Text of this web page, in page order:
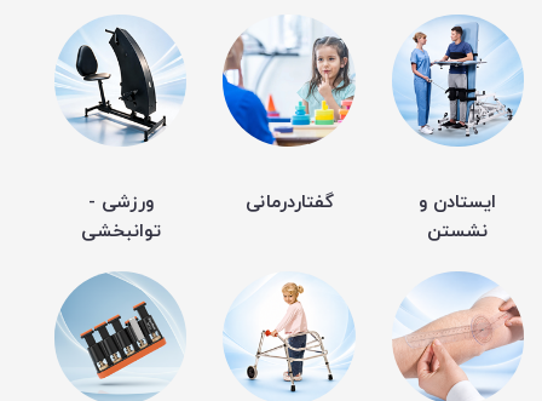
ایستادن و
نشستن
گفتاردرمانی
ورزشی -
توانبخشی